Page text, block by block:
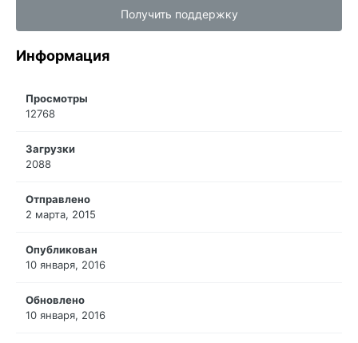
Получить поддержку
Информация
Просмотры
12768
Загрузки
2088
Отправлено
2 марта, 2015
Опубликован
10 января, 2016
Обновлено
10 января, 2016